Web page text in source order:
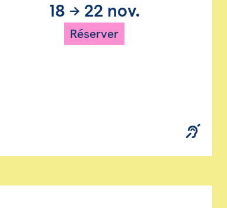
18 → 22 nov.
Réserver